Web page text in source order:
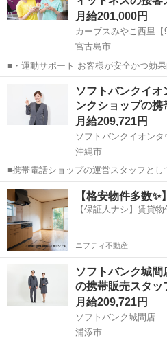
月給201,000円
カーブスみやこ西里【
宮古島市
■・運動サポート お客様が安全かつ効
の使い方をアドバイスします。運動が
どなので、難しい指導はありません。
ょう！」といったお声がけをしながら
その他
ソフトバンクイ
ンクショップの
月給209,721円
ソフトバンクイオン
沖縄市
■携帯電話ショップの運営スタッフとし
Android、iPhone、iPadなどの端末及び
緊張するかもしれませんが、「お客様
持ちがあれば大丈夫です。...
沖縄 沖縄市 その他
【格安物件多数
【保証人ナシ】賃貸物
ニフティ不動産
ソフトバンク城
の携帯販売スタ
月給209,721円
ソフトバンク城間店
浦添市